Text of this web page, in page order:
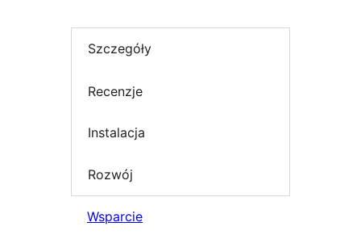
Szczegóły
Recenzje
Instalacja
Rozwój
Wsparcie